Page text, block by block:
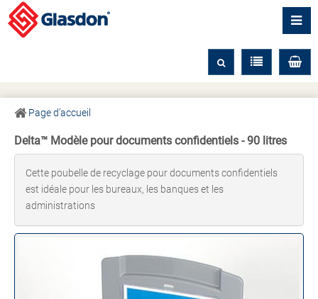
Page d’accueil
Delta™ Modèle pour documents confidentiels - 90 litres
Cette poubelle de recyclage pour documents confidentiels
est idéale pour les bureaux, les banques et les
administrations